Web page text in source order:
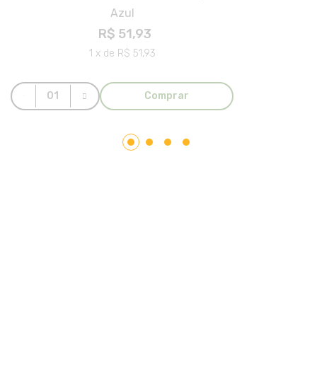
Azul
R$ 51,93
1 x de R$ 51,93
Comprar